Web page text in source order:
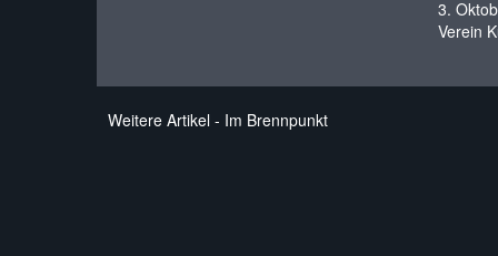
3.
Verein
Weitere Artikel - Im Brennpunkt